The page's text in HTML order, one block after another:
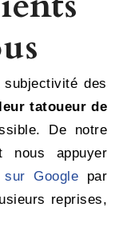
des
tatoueur de
De notre
nous appuyer
sur Google par
reprises,